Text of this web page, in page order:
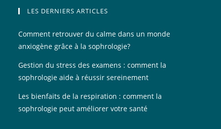
dans
nouvel
onglet
dans
nouvel
onglet
LES DERNIERS ARTICLES
Comment retrouver du calme dans un monde
anxiogène grâce à la sophrologie?
Gestion du stress des examens : comment la
sophrologie aide à réussir sereinement
Les bienfaits de la respiration : comment la
sophrologie peut améliorer votre santé